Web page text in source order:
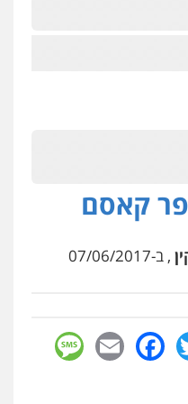
קאסם
, ב-07/06/2017
Twitter
Facebook
Email